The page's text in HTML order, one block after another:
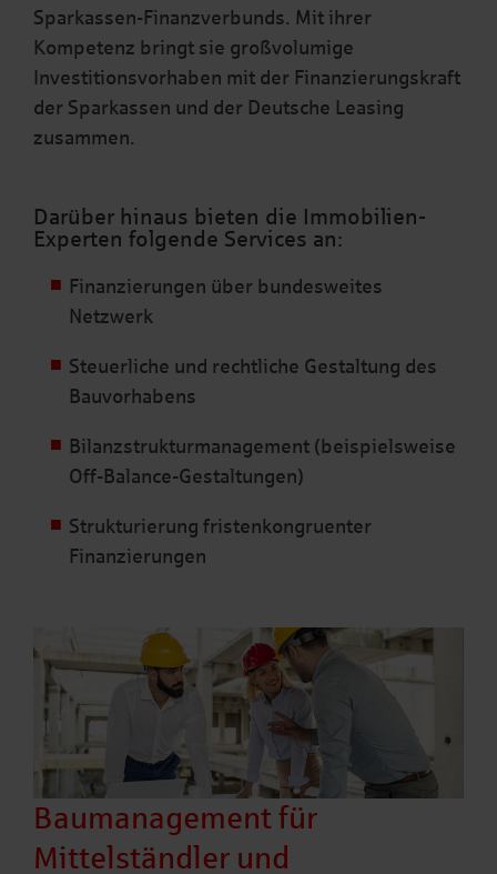
Sparkassen-Finanzverbunds. Mit ihrer
Kompetenz bringt sie großvolumige
Investitionsvorhaben mit der Finanzierungskraft
der Sparkassen und der Deutsche Leasing
zusammen.
Darüber hinaus bieten die Immobilien-
Experten folgende Services an:
Finanzierungen über bundesweites
Netzwerk
Steuerliche und rechtliche Gestaltung des
Bauvorhabens
Bilanzstrukturmanagement (beispielsweise
Off-Balance-Gestaltungen)
Strukturierung fristenkongruenter
Finanzierungen
Baumanagement für
Mittelständler und